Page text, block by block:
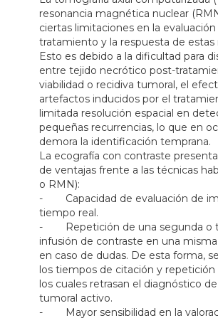
resonancia magnética nuclear
ciertas limitaciones en la evaluación
tratamiento y la respuesta de estas
Esto es debido a la dificultad para
entre tejido necrótico post-
viabilidad o recidiva tumoral, el
artefactos inducidos por el
limitada resolución espacial en
pequeñas recurrencias, lo que en
demora la identificación temprana.
La ecografía con contraste
de ventajas frente a las técnicas
o RMN):
- Capacidad de evaluación de
tiempo real.
- Repetición de una segunda o
infusión de contraste en una
en caso de dudas. De esta forma,
los tiempos de citación y repetición
los cuales retrasan el diagnóstico
tumoral activo.
- Mayor sensibilidad en la